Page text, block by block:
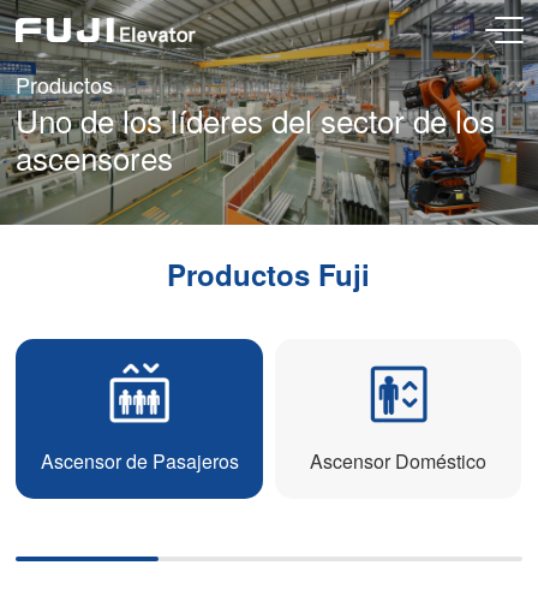
Productos
Uno de los líderes del sector de los
ascensores
Productos Fuji
Ascensor de Pasajeros Ascensor Doméstico